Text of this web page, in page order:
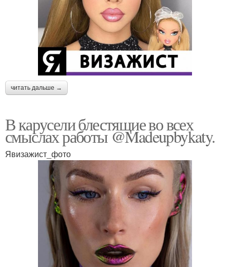
читать дальше →
В карусели блестящие во всех
смыслах работы @Madeupbykaty.
Явизажист_фото